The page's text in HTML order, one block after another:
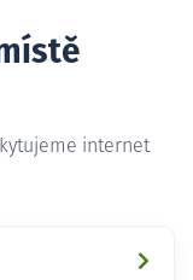
internet